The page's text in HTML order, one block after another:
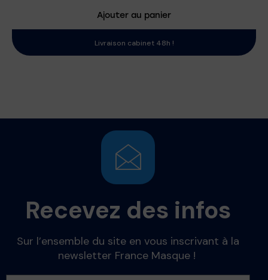
Ajouter au panier
Livraison cabinet 48h !
Recevez des infos
Sur l’ensemble du site en vous inscrivant à la
newsletter France Masque !